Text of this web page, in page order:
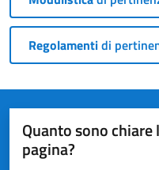
Regolamentidi
Quanto sono
pagina?